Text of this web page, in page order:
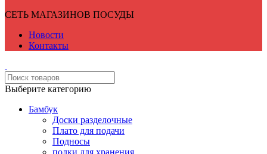
СЕТЬ МАГАЗИНОВ ПОСУДЫ
Новости
Контакты
Выберите категорию
Бамбук
Доски разделочные
Плато для подачи
Подносы
полки для хранения